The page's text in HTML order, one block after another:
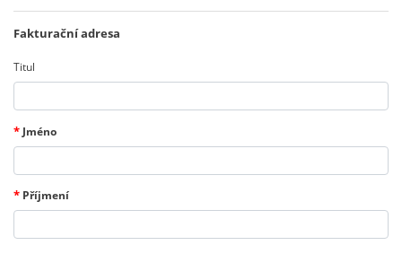
Fakturační adresa
Titul
* Jméno
* Příjmení